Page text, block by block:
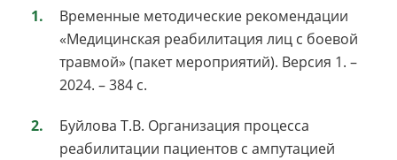
Временные методические рекомендации
«Медицинская реабилитация лиц с боевой
травмой» (пакет мероприятий). Версия 1. –
2024. – 384 с.
Буйлова Т.В. Организация процесса
реабилитации пациентов с ампутацией